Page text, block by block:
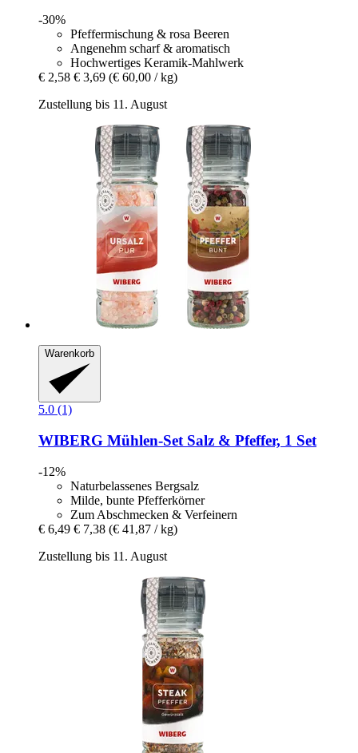
-30%
Pfeffermischung & rosa Beeren
Angenehm scharf & aromatisch
Hochwertiges Keramik-Mahlwerk
€ 2,58 € 3,69 (€ 60,00 / kg)
Zustellung bis 11. August
Warenkorb
5.0 (1)
WIBERG Mühlen-​Set Salz & Pfeffer, 1 Set
-12%
Naturbelassenes Bergsalz
Milde, bunte Pfefferkörner
Zum Abschmecken & Verfeinern
€ 6,49 € 7,38 (€ 41,87 / kg)
Zustellung bis 11. August